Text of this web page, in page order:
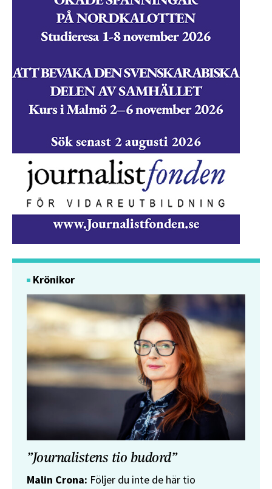
Krönikor
”Journalistens tio budord”
Malin Crona: Följer du inte de här tio